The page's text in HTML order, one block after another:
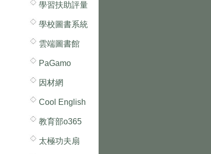
學習扶助評量
學校圖書系統
雲端圖書館
PaGamo
因材網
Cool English
教育部o365
太極功夫扇